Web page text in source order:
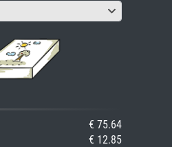
€ 75.64
€ 12.85